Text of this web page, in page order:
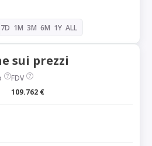
7D 1M 3M 6M 1Y ALL
sui prezzi
FDV
109.762 €